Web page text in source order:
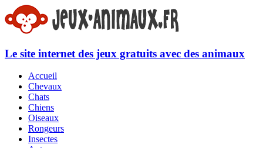
Le site internet des jeux gratuits avec des animaux
Accueil
Chevaux
Chats
Chiens
Oiseaux
Rongeurs
Insectes